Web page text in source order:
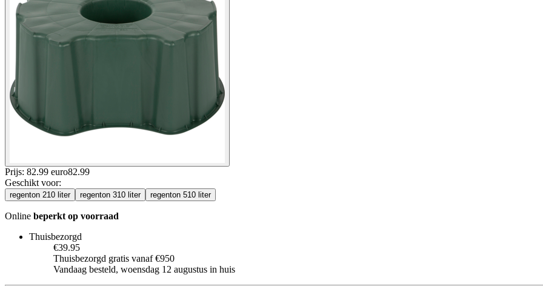
Prijs: 82.99 euro82.99
Geschikt voor:
regenton 210 liter regenton 310 liter regenton 510 liter
Online beperkt op voorraad
Thuisbezorgd
€39.95
Thuisbezorgd gratis vanaf €950
Vandaag besteld, woensdag 12 augustus in huis